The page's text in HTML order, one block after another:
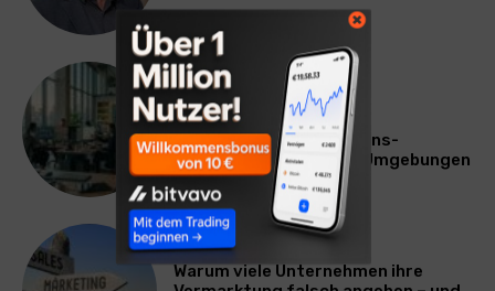
TECHNIK
SourcingBlox startet
CentaurNexus: Operations-
Plattform für Zscaler-Umgebungen
WERBUNG & MARKETING
Warum viele Unternehmen ihre